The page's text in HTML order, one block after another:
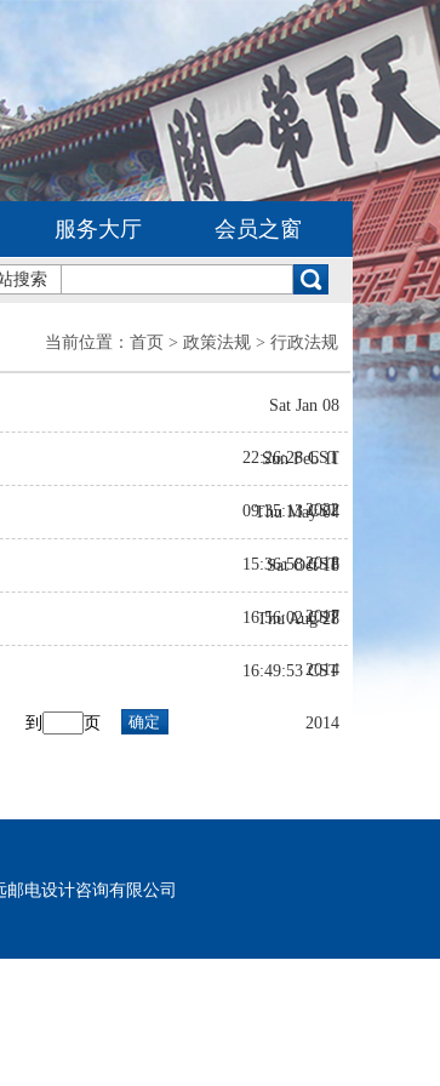
服务大厅 会员之窗
搜索
当前位置： 首页 > 政策法规 > 行政法规
Sat Jan 08
22:26:28 CST
2022
Sun Feb 11
09:35:13 CST
2018
Thu May 04
15:36:58 CST
2017
Sat Oct 18
16:56:02 CST
2014
Thu Aug 28
16:49:53 CST
2014
到 页
邮电设计咨询有限公司